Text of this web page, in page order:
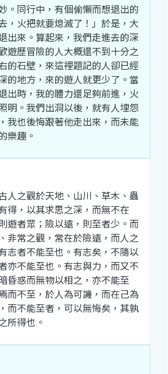
。 同行中 ， 有個偷懶而想退出的
， 火把就要熄滅了 ！」 於是 ， 大
出來 。 算起來 ， 我們走進去的深
遊歷冒險的人大概還不到十分之
的石壁 ， 來這裡題記的人卻已經
的地方 ， 來的遊人就更少了 。 當
出時 ， 我的體力還足夠前進 ， 火
明 。 我們出洞以後 ， 就有人埋怨
， 我也後悔跟著他走出來 ， 而未能
樂趣 。
人之觀於天地 、 山川 、 草木 、 蟲
得 ， 以其求思之深 ， 而無不在
遊者眾 ； 險以遠 ， 則至者少 。 而
、 非常之觀 ， 常在於險遠 ， 而人之
志者不能至也 。 有志矣 ， 不隨以
亦不能至也 。 有志與力 ， 而又不
昏惑而無物以相之 ， 亦不能至
而不至 ， 於人為可譏 ， 而在己為
， 而不能至者 ， 可以無悔矣 ， 其孰
所得也 。